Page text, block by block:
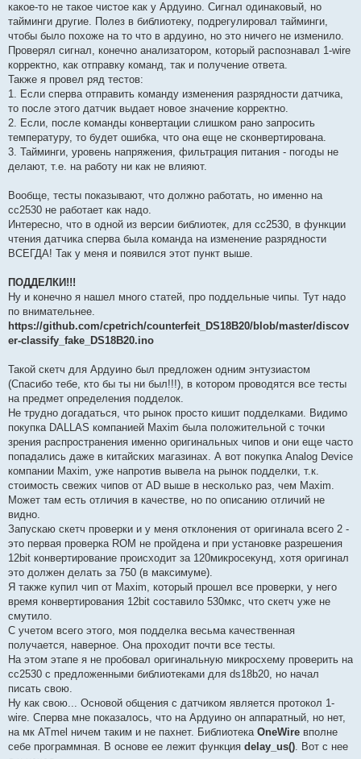
какое-то не такое чистое как у Ардуино. Сигнал одинаковый, но
тайминги другие. Полез в библиотеку, подрегулировал тайминги,
чтобы было похоже на то что в ардуино, но это ничего не изменило.
Проверял сигнал, конечно анализатором, который распознавал 1-wire
корректно, как отправку команд, так и получение ответа.
Также я провел ряд тестов:
1. Если сперва отправить команду изменения разрядности датчика,
то после этого датчик выдает новое значение корректно.
2. Если, после команды конвертации слишком рано запросить
температуру, то будет ошибка, что она еще не сконвертирована.
3. Тайминги, уровень напряжения, фильтрация питания - погоды не
делают, т.е. на работу ни как не влияют.
Вообще, тесты показывают, что должно работать, но именно на
сс2530 не работает как надо.
Интересно, что в одной из версии библиотек, для сс2530, в функции
чтения датчика сперва была команда на изменение разрядности
ВСЕГДА! Так у меня и появился этот пункт выше.
ПОДДЕЛКИ!!!
Ну и конечно я нашел много статей, про поддельные чипы. Тут надо
по внимательнее.
https://github.com/cpetrich/counterfeit_DS18B20/blob/master/discov
er-classify_fake_DS18B20.ino
Такой скетч для Ардуино был предложен одним энтузиастом
(Спасибо тебе, кто бы ты ни был!!!), в котором проводятся все тесты
на предмет определения подделок.
Не трудно догадаться, что рынок просто кишит подделками. Видимо
покупка DALLAS компанией Maxim была положительной с точки
зрения распространения именно оригинальных чипов и они еще часто
попадались даже в китайских магазинах. А вот покупка Analog Device
компании Maxim, уже напротив вывела на рынок подделки, т.к.
стоимость свежих чипов от AD выше в несколько раз, чем Maxim.
Может там есть отличия в качестве, но по описанию отличий не
видно.
Запускаю скетч проверки и у меня отклонения от оригинала всего 2 -
это первая проверка ROM не пройдена и при установке разрешения
12bit конвертирование происходит за 120микросекунд, хотя оригинал
это должен делать за 750 (в максимуме).
Я также купил чип от Maxim, который прошел все проверки, у него
время конвертирования 12bit составило 530мкс, что скетч уже не
смутило.
С учетом всего этого, моя подделка весьма качественная
получается, наверное. Она проходит почти все тесты.
На этом этапе я не пробовал оригинальную микросхему проверить на
сс2530 с предложенными библиотеками для ds18b20, но начал
писать свою.
Ну как свою... Основой общения с датчиком является протокол 1-
wire. Сперва мне показалось, что на Ардуино он аппаратный, но нет,
на мк ATmel ничем таким и не пахнет. Библиотека OneWire вполне
себе программная. В основе ее лежит функция delay_us(). Вот с нее